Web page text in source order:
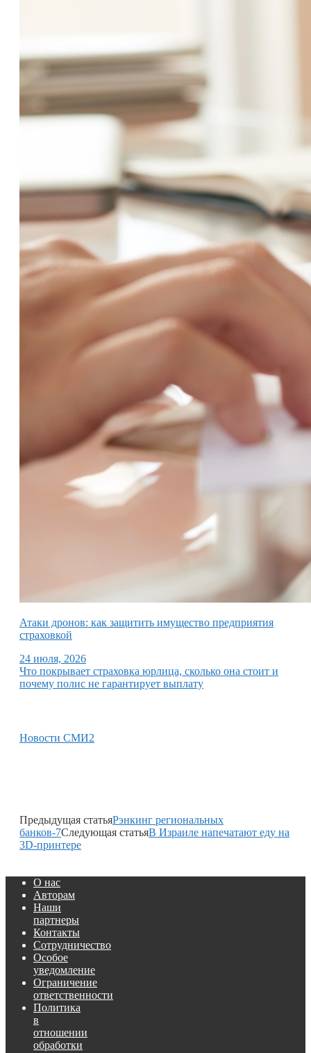
Атаки дронов: как защитить имущество предприятия
страховкой
24 июля, 2026
Что покрывает страховка юрлица, сколько она стоит и
почему полис не гарантирует выплату
Новости СМИ2
Предыдущая статьяРэнкинг региональных
банков-7Следующая статьяВ Израиле напечатают еду на
3D-принтере
О нас
Авторам
Наши
партнеры
Контакты
Сотрудничество
Особое
уведомление
Ограничение
ответственности
Политика
в
отношении
обработки